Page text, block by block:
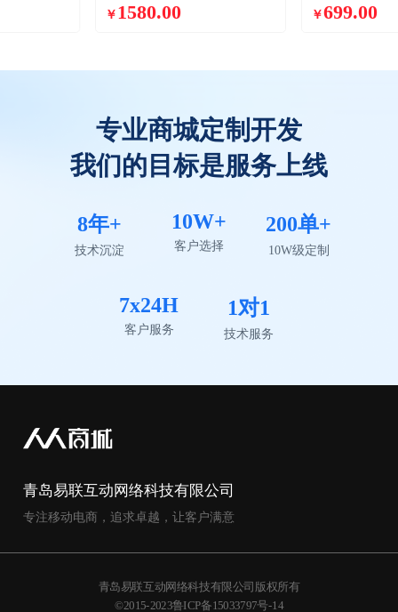
￥1580.00
￥699.00
专业商城定制开发
我们的目标是服务上线
8年+
技术沉淀
10W+
客户选择
200单+
10W级定制
7x24H
客户服务
1对1
技术服务
青岛易联互动网络科技有限公司
专注移动电商，追求卓越，让客户满意
青岛易联互动网络科技有限公司版权所有
©2015-2023鲁ICP备15033797号-14